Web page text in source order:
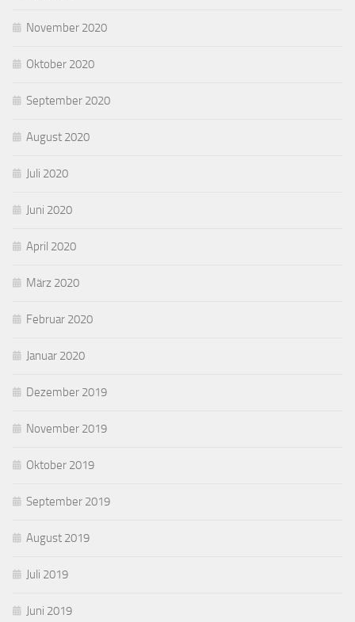
November 2020
Oktober 2020
September 2020
August 2020
Juli 2020
Juni 2020
April 2020
März 2020
Februar 2020
Januar 2020
Dezember 2019
November 2019
Oktober 2019
September 2019
August 2019
Juli 2019
Juni 2019